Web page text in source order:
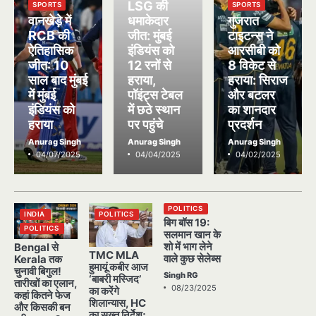
SPORTS
वानखेड़े में
RCB की
ऐतिहासिक
जीत: 10
साल बाद मुंबई
में मुंबई
इंडियंस को
हराया
Anurag Singh
04/07/2025
LSG की
धमाकेदार
जीत: मुंबई
इंडियंस को
12 रनों से
हराया,
पॉइंट्स टेबल
में छठे स्थान
पर पहुंचे
Anurag Singh
04/04/2025
SPORTS
गुजरात
टाइटन्स ने
आरसीबी को
8 विकेट से
हराया: सिराज
और बटलर
का शानदार
प्रदर्शन
Anurag Singh
04/02/2025
INDIA
POLITICS
Bengal से
Kerala तक
चुनावी बिगुल!
तारीखों का एलान,
कहां कितने फेज
और किसकी बन
POLITICS
TMC MLA
हुमायूं कबीर आज
‘बाबरी मस्जिद’
का करेंगे
शिलान्यास, HC
POLITICS
बिग बॉस 19:
सलमान खान के
शो में भाग लेने
वाले कुछ सेलेब्स
Singh RG
08/23/2025